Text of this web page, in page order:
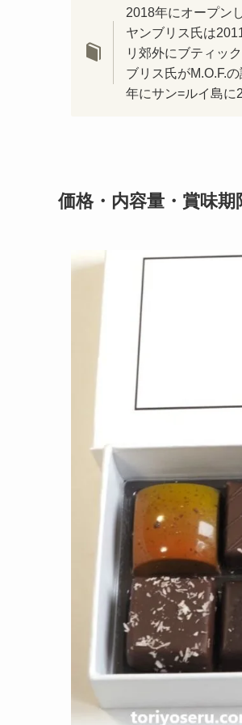
2018年にオープン
ヤンブリス氏は
リ郊外にブティッ
ブリス氏がM.O.F.
年にサン=ルイ島に
価格・内容量・賞味期